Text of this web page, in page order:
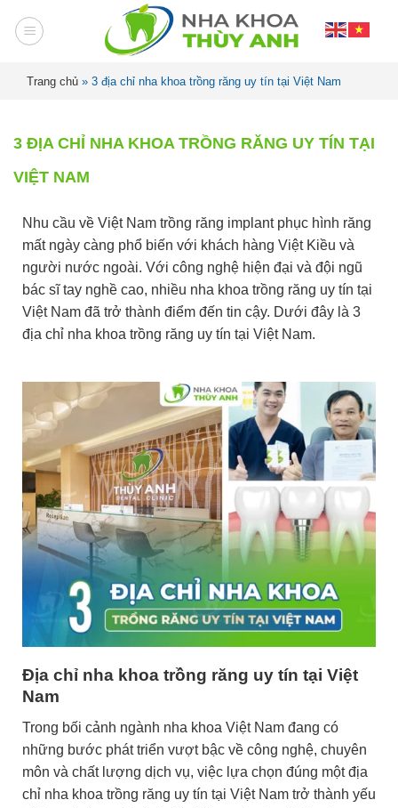
Trang chủ » 3 địa chỉ nha khoa trồng răng uy tín tại Việt Nam
3 ĐỊA CHỈ NHA KHOA TRỒNG RĂNG UY TÍN TẠI
VIỆT NAM
Nhu cầu về Việt Nam trồng răng implant phục hình răng
mất ngày càng phổ biến với khách hàng Việt Kiều và
người nước ngoài. Với công nghệ hiện đại và đội ngũ
bác sĩ tay nghề cao, nhiều nha khoa trồng răng uy tín tại
Việt Nam đã trở thành điểm đến tin cậy. Dưới đây là 3
địa chỉ nha khoa trồng răng uy tín tại Việt Nam.
Địa chỉ nha khoa trồng răng uy tín tại Việt
Nam
Trong bối cảnh ngành nha khoa Việt Nam đang có
những bước phát triển vượt bậc về công nghệ, chuyên
môn và chất lượng dịch vụ, việc lựa chọn đúng một địa
chỉ nha khoa trồng răng uy tín tại Việt Nam trở thành yếu